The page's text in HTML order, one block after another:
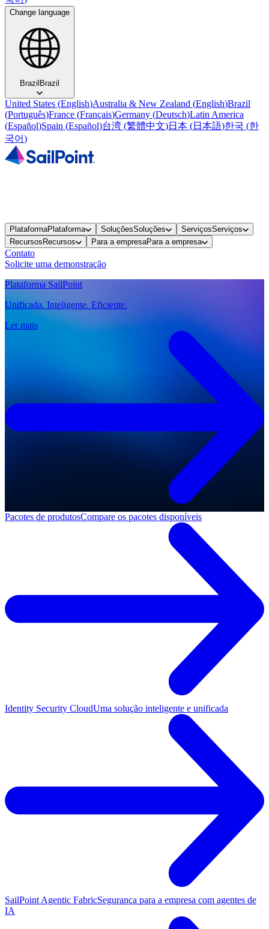
Change language
BrazilBrazil
United States (English)Australia & New Zealand (English)Brazil
(Português)France (Français)Germany (Deutsch)Latin America
(Español)Spain (Español)台湾 (繁體中文)日本 (日本語)한국 (한
국어)
PlataformaPlataforma SoluçõesSoluções ServiçosServiços
Recursos Recursos Para a empresaPara a empresa
Contato
Solicite uma demonstração
Plataforma SailPoint
Unificada. Inteligente. Eficiente.
Ler mais
Pacotes de produtosCompare os pacotes disponíveis
Identity Security CloudUma solução inteligente e unificada
SailPoint Agentic FabricSegurança para a empresa com agentes de
IA